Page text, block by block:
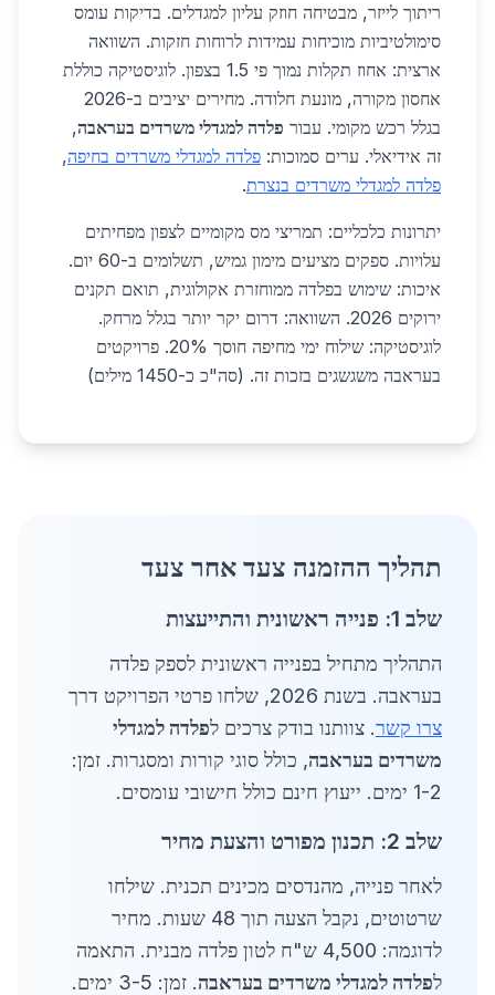
ריתוך לייזר, מבטיחה חוזק עליון למגדלים. בדיקות עומס
סימולטיביות מוכיחות עמידות לרוחות חזקות. השוואה
ארצית: אחוז תקלות נמוך פי 1.5 בצפון. לוגיסטיקה כוללת
אחסון מקורה, מונעת חלודה. מחירים יציבים ב-2026
בגלל רכש מקומי. עבור פלדה למגדלי משרדים בעראבה,
זה אידיאלי. ערים סמוכות: פלדה למגדלי משרדים בחיפה,
פלדה למגדלי משרדים בנצרת.
יתרונות כלכליים: תמריצי מס מקומיים לצפון מפחיתים
עלויות. ספקים מציעים מימון גמיש, תשלומים ב-60 יום.
איכות: שימוש בפלדה ממוחזרת אקולוגית, תואם תקנים
ירוקים 2026. השוואה: דרום יקר יותר בגלל מרחק.
לוגיסטיקה: שילוח ימי מחיפה חוסך 20%. פרויקטים
בעראבה משגשגים בזכות זה. (סה"כ כ-1450 מילים)
תהליך ההזמנה צעד אחר צעד
שלב 1: פנייה ראשונית והתייעצות
התהליך מתחיל בפנייה ראשונית לספק פלדה
בעראבה. בשנת 2026, שלחו פרטי הפרויקט דרך
צרו קשר. צוותנו בודק צרכים לפלדה למגדלי
משרדים בעראבה, כולל סוגי קורות ומסגרות. זמן:
1-2 ימים. ייעוץ חינם כולל חישובי עומסים.
שלב 2: תכנון מפורט והצעת מחיר
לאחר פנייה, מהנדסים מכינים תכנית. שילחו
שרטוטים, נקבל הצעה תוך 48 שעות. מחיר
לדוגמה: 4,500 ש"ח לטון פלדה מבנית. התאמה
לפלדה למגדלי משרדים בעראבה
. זמן: 3-5 ימים.